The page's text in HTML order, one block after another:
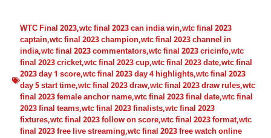
WTC Final 2023,wtc final 2023 can india win,wtc final 2023
captain,wtc final 2023 champion,wtc final 2023 channel in
india,wtc final 2023 commentators,wtc final 2023 cricinfo,wtc
final 2023 cricket,wtc final 2023 cup,wtc final 2023 date,wtc final
2023 day 1 score,wtc final 2023 day 4 highlights,wtc final 2023
day 5 start time,wtc final 2023 draw,wtc final 2023 draw rules,wtc
final 2023 female anchor name,wtc final 2023 final date,wtc final
2023 final teams,wtc final 2023 finalists,wtc final 2023
fixtures,wtc final 2023 follow on score,wtc final 2023 format,wtc
final 2023 free live streaming,wtc final 2023 free watch online